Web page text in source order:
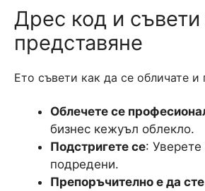
Дрес код и съвети
представяне
Ето съвети как да се обличате и
Облечете се
бизнес кежуъл облекло.
Подстригете се: Уверете
подредени.
Препоръчително е да